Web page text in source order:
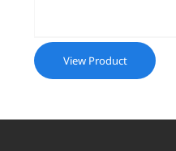
View Product